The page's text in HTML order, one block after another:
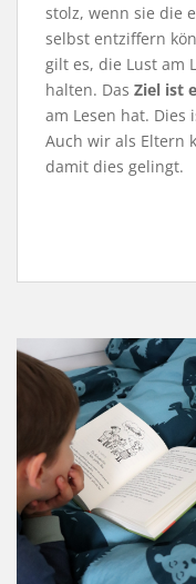
stolz, wenn sie die
selbst entziffern
gilt es, die Lust am
halten. Das Ziel ist
am Lesen hat. Dies
Auch wir als Eltern
damit dies gelingt.